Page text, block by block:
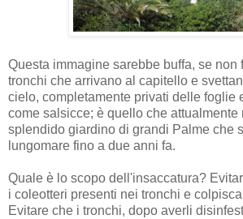
Questa immagine sarebbe buffa, se non
tronchi che arrivano al capitello e
cielo, completamente privati delle foglie
come salsicce; è quello che attualmente
splendido giardino di grandi Palme che
lungomare fino a due anni fa.
Quale è lo scopo dell'insaccatura?
i coleotteri presenti nei tronchi e
Evitare che i tronchi, dopo averli